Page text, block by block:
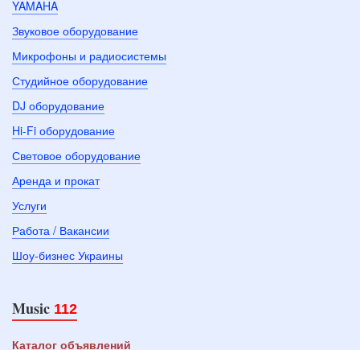
YAMAHA
Звуковое оборудование
Микрофоны и радиосистемы
Студийное оборудование
DJ оборудование
Hi-Fi оборудование
Световое оборудование
Аренда и прокат
Услуги
Работа / Вакансии
Шоу-бизнес Украины
Music 112
Каталог объявлений